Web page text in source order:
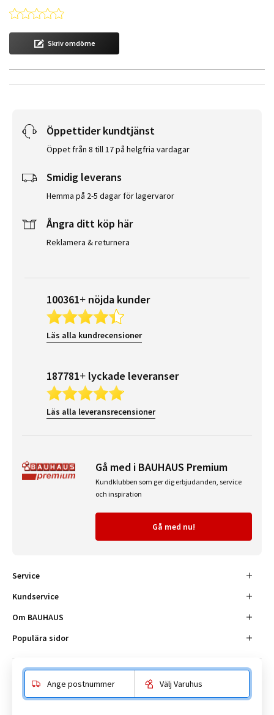
0.0 star rating
Skriv omdöme
Öppettider kundtjänst
Öppet från 8 till 17 på helgfria vardagar
Smidig leverans
Hemma på 2-5 dagar för lagervaror
Ångra ditt köp här
Reklamera & returnera
100361+ nöjda kunder
Läs alla kundrecensioner
187781+ lyckade leveranser
Läs alla leveransrecensioner
Gå med i BAUHAUS Premium
Kundklubben som ger dig erbjudanden, service
och inspiration
Gå med nu!
Service
Kundservice
Om BAUHAUS
Populära sidor
Ange postnummer Välj Varuhus